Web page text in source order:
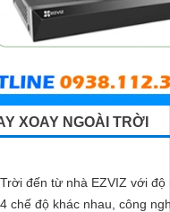
XOAY NGOÀI TRỜI
đến từ nhà EZVIZ với độ
chế độ khác nhau, công